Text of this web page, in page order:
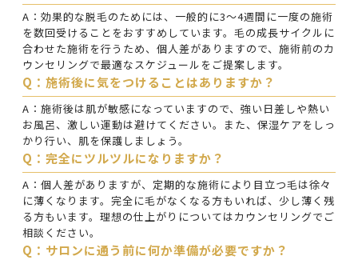
A：効果的な脱毛のためには、一般的に3〜4週間に一度の施術
を数回受けることをおすすめしています。毛の成長サイクルに
合わせた施術を行うため、個人差がありますので、施術前のカ
ウンセリングで最適なスケジュールをご提案します。
Q：施術後に気をつけることはありますか？
A：施術後は肌が敏感になっていますので、強い日差しや熱い
お風呂、激しい運動は避けてください。また、保湿ケアをしっ
かり行い、肌を保護しましょう。
Q：完全にツルツルになりますか？
A：個人差がありますが、定期的な施術により目立つ毛は徐々
に薄くなります。完全に毛がなくなる方もいれば、少し薄く残
る方もいます。理想の仕上がりについてはカウンセリングでご
相談ください。
Q：サロンに通う前に何か準備が必要ですか？